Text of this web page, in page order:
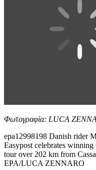
Φωτογραφία: LUCA
epa12998198 Danish rider
Easypost celebrates
tour over 202 km from
EPA/LUCA ZENNARO